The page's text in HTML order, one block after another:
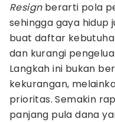
Resignberarti pola
sehingga gaya hidup
buat daftar
dan kurangi
Langkah ini bukan
kekurangan,
prioritas. Semakin
panjang pula dana